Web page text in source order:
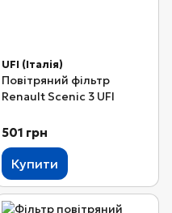
UFI (Італія)
Повітряний фільтр
Renault Scenic 3 UFI
501 грн
Купити